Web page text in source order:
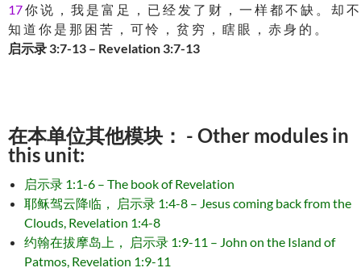
17你 说 ， 我 是 富 足 ， 已 经 发 了 财 ， 一 样 都 不 缺 。 却 不
知 道 你 是 那 困 苦 ， 可 怜 ， 贫 穷 ， 瞎 眼 ， 赤 身 的 。
启示录 3:7-13 – Revelation 3:7-13
在本单位其他模块： - Other modules in
this unit:
启示录 1:1-6 – The book of Revelation
耶稣驾云降临， 启示录 1:4-8 – Jesus coming back from the
Clouds, Revelation 1:4-8
约翰在拔摩岛上， 启示录 1:9-11 – John on the Island of
Patmos, Revelation 1:9-11